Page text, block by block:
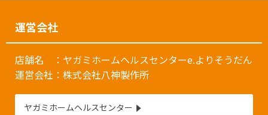
運営会社
店舗名 ：ヤガミホームヘルスセンターe.よりそうだん
運営会社：株式会社八神製作所
ヤガミホームヘルスセンター